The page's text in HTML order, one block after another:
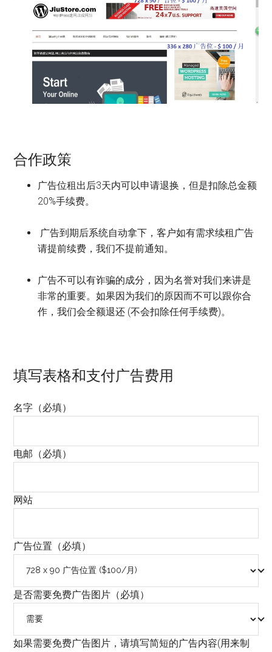
合作政策
广告位租出后3天内可以申请退换，但是扣除总金额
20%手续费。
广告到期后系统自动拿下，客户如有需求续租广告
请提前续费，我们不提前通知。
广告不可以有诈骗的成分，因为名誉对我们来讲是
非常的重要。如果因为我们的原因而不可以跟你合
作，我们会全额退还 (不会扣除任何手续费)。
填写表格和支付广告费用
名字 （必填）
电邮 （必填）
网站
广告位置 （必填）
是否需要免费广告图片 （必填）
如果需要免费广告图片，请填写简短的广告内容(用来制